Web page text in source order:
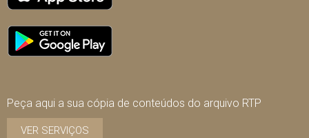
Peça aqui a sua cópia de conteúdos do arquivo RTP
VER SERVIÇOS